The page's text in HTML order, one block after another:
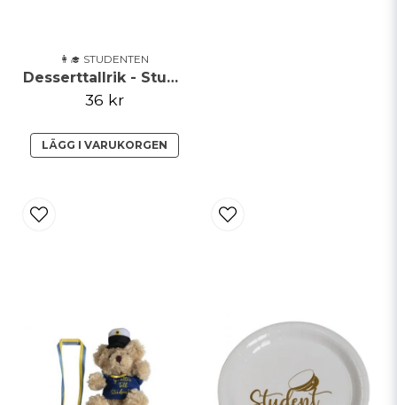
👩‍🎓 STUDENTEN
Desserttallrik - Student
36 kr
LÄGG I VARUKORGEN